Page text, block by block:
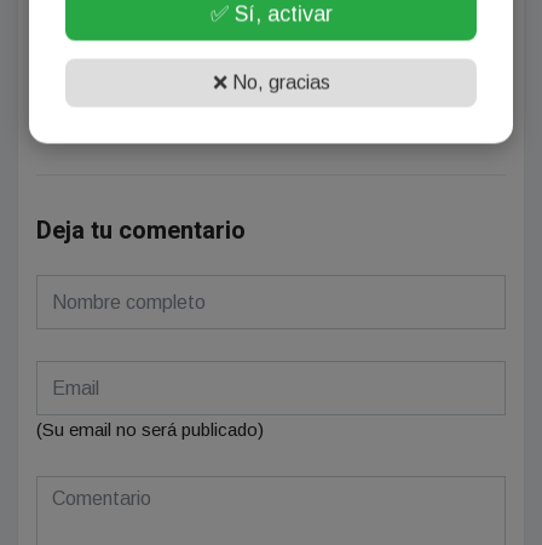
¡Sin comentarios aún!
Deja tu comentario
(Su email no será publicado)
✅ Sí, activar
❌ No, gracias